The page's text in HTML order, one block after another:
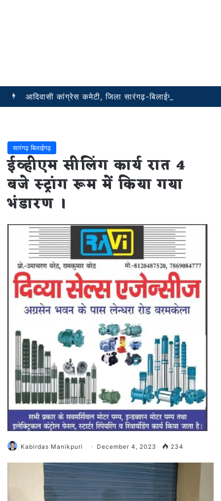
सारंगढ़ बिलाईगढ़
ईव्हीएम सीलिंग कार्य रात 4
बजे स्ट्रांग रूम में किया गया
भंडारण ।
Kabirdas Manikpuri December 4, 2023 234